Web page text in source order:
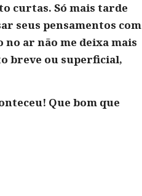
curtas. Só mais tarde
seus pensamentos com
ar não me deixa mais
breve ou superficial,
Que bom que